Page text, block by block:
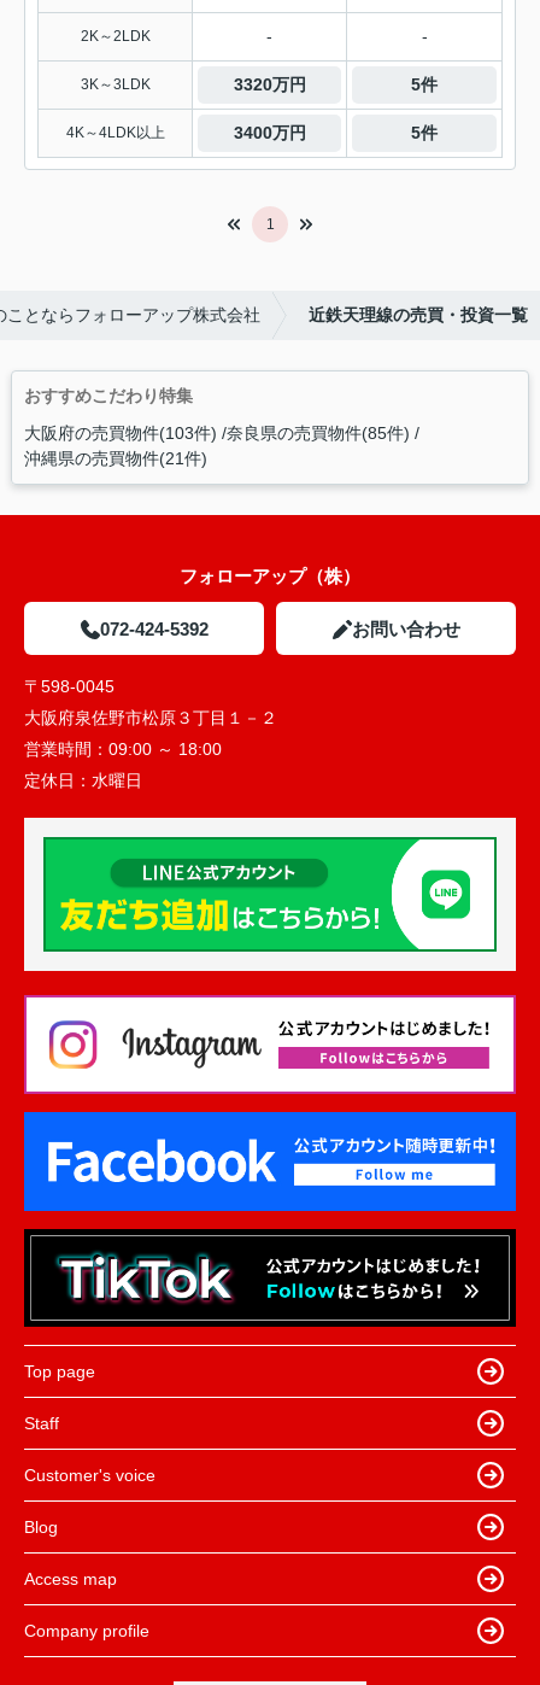
2K～2LDK - -
3K～3LDK 3320万円 5件
4K～4LDK以上 3400万円 5件
1
ことならフォローアップ株式会社 近鉄天理線の売買・投資一覧
おすすめこだわり特集
大阪府の売買物件(103件) 奈良県の売買物件(85件)
沖縄県の売買物件(21件)
フォローアップ（株）
072-424-5392 お問い合わせ
〒598-0045
大阪府泉佐野市松原３丁目１－２
営業時間： 09:00 ～ 18:00
定休日： 水曜日
Top page
Staff
Customer's voice
Blog
Access map
Company profile